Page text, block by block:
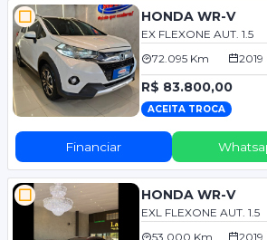
HONDA WR-V
EX FLEXONE AUT. 1.5
72.095 Km
2019
R$ 83.800,00
ACEITA TROCA
Financiar
HONDA WR-V
EXL FLEXONE AUT. 1.5
53.000 Km
2019